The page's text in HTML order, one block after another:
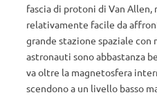
fascia di protoni di Van Allen,
relativamente facile da
grande stazione spaziale
astronauti sono abbastanza
va oltre la magnetosfera
scendono a un livello basso